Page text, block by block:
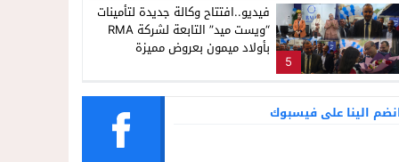
5
فيديو..افتتاح وكالة جديدة لتأمينات
“ويست ميد” التابعة لشركة RMA
بأولاد ميمون بعروض مميزة
الينا على فيسبوك